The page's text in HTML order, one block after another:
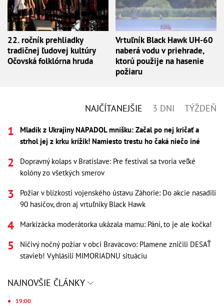
22. ročník prehliadky
tradičnej ľudovej kultúry
Očovská folklórna hruda
Vrtuľník Black Hawk UH-60
naberá vodu v priehrade,
ktorú použije na hasenie
požiaru
NAJČÍTANEJŠIE 3 DNI TÝŽDEŇ
Mladík z Ukrajiny NAPADOL mníšku: Začal po nej kričať a
strhol jej z krku krížik! Namiesto trestu ho čaká niečo iné
Dopravný kolaps v Bratislave: Pre festival sa tvoria veľké
kolóny zo všetkých smerov
Požiar v blízkosti vojenského ústavu Záhorie: Do akcie nasadili
90 hasičov, dron aj vrtuľníky Black Hawk
Markizácka moderátorka ukázala mamu: Páni, to je ale kočka!
Ničivý nočný požiar v obci Braväcovo: Plamene zničili DESAŤ
stavieb! Vyhlásili MIMORIADNU situáciu
NAJNOVŠIE ČLÁNKY
19:00